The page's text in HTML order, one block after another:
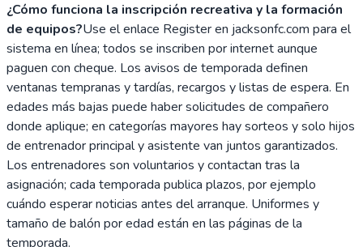
¿Cómo funciona la inscripción recreativa y la formación
de equipos?Use el enlace Register en jacksonfc.com para el
sistema en línea; todos se inscriben por internet aunque
paguen con cheque. Los avisos de temporada definen
ventanas tempranas y tardías, recargos y listas de espera. En
edades más bajas puede haber solicitudes de compañero
donde aplique; en categorías mayores hay sorteos y solo hijos
de entrenador principal y asistente van juntos garantizados.
Los entrenadores son voluntarios y contactan tras la
asignación; cada temporada publica plazos, por ejemplo
cuándo esperar noticias antes del arranque. Uniformes y
tamaño de balón por edad están en las páginas de la
temporada.